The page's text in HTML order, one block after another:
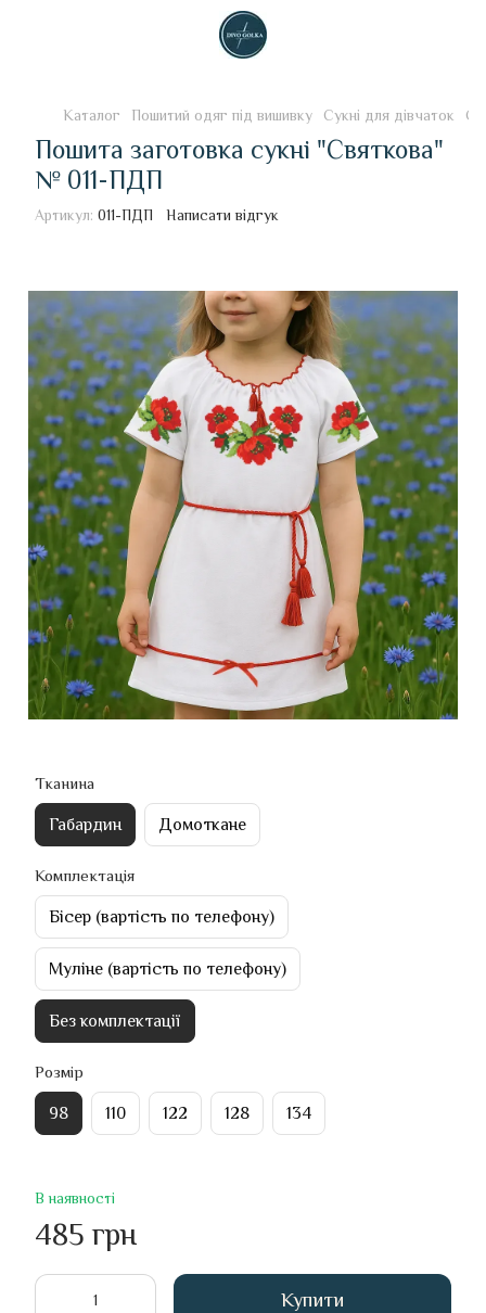
Каталог Пошитий одяг під вишивку Сукні для дівчаток
Пошита заготовка сукні "Святкова"
№ 011-ПДП
Артикул: 011-ПДП Написати відгук
Тканина
Габардин Домоткане
Комплектація
Бісер (вартість по телефону)
Муліне (вартість по телефону)
Без комплектації
Розмір
98 110 122 128 134
В наявності
485 грн
Купити